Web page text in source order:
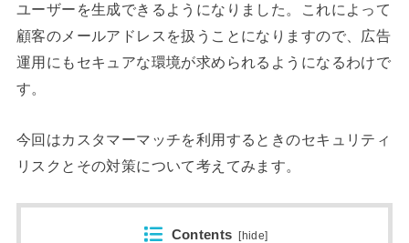
ユーザーを生成できるようになりました。これによって
顧客のメールアドレスを扱うことになりますので、広告
運用にもセキュアな環境が求められるようになるわけで
す。
今回はカスタマーマッチを利用するときのセキュリティ
リスクとその対策について考えてみます。
Contents [hide]